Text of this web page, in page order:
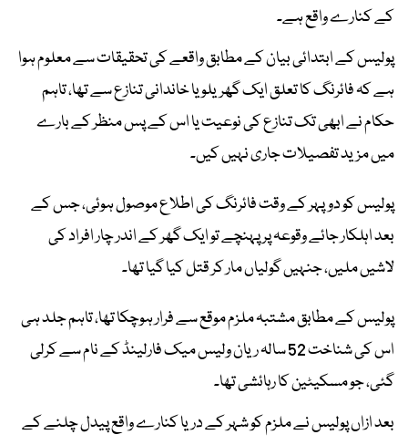
کے کنارے واقع ہے۔
پولیس کے ابتدائی بیان کے مطابق واقعے کی تحقیقات سے معلوم ہوا
ہے کہ فائرنگ کا تعلق ایک گھریلو یا خاندانی تنازع سے تھا، تاہم
حکام نے ابھی تک تنازع کی نوعیت یا اس کے پس منظر کے بارے
میں مزید تفصیلات جاری نہیں کیں۔
پولیس کو دوپہر کے وقت فائرنگ کی اطلاع موصول ہوئی، جس کے
بعد اہلکار جائے وقوعہ پر پہنچے تو ایک گھر کے اندر چار افراد کی
لاشیں ملیں، جنہیں گولیاں مار کر قتل کیا گیا تھا۔
پولیس کے مطابق مشتبہ ملزم موقع سے فرار ہوچکا تھا، تاہم جلد ہی
اس کی شناخت 52 سالہ ریان ولیس میک فارلینڈ کے نام سے کرلی
گئی، جو مسکیٹین کا رہائشی تھا۔
بعد ازاں پولیس نے ملزم کو شہر کے دریا کنارے واقع پیدل چلنے کے